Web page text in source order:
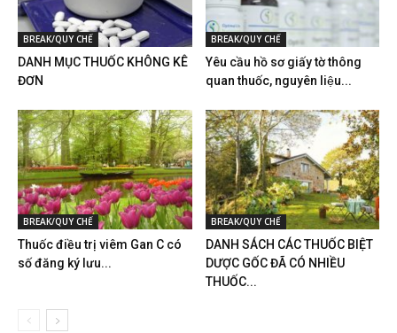
BREAK/QUY CHẾ
DANH MỤC THUỐC KHÔNG KÊ
ĐƠN
BREAK/QUY CHẾ
Yêu cầu hồ sơ giấy tờ thông
quan thuốc, nguyên liệu...
BREAK/QUY CHẾ
Thuốc điều trị viêm Gan C có
số đăng ký lưu...
BREAK/QUY CHẾ
DANH SÁCH CÁC THUỐC BIỆT
DƯỢC GỐC ĐÃ CÓ NHIỀU
THUỐC...